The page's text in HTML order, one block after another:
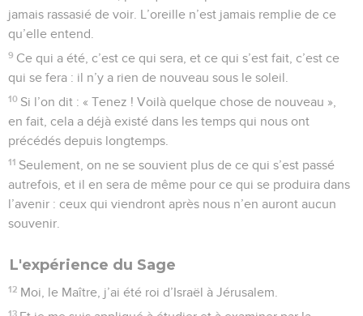
jamais rassasié de voir. L’oreille n’est jamais remplie de ce
qu’elle entend.
9 Ce qui a été, c’est ce qui sera, et ce qui s’est fait, c’est ce
qui se fera : il n’y a rien de nouveau sous le soleil.
10 Si l’on dit : « Tenez ! Voilà quelque chose de nouveau »,
en fait, cela a déjà existé dans les temps qui nous ont
précédés depuis longtemps.
11 Seulement, on ne se souvient plus de ce qui s’est passé
autrefois, et il en sera de même pour ce qui se produira dans
l’avenir : ceux qui viendront après nous n’en auront aucun
souvenir.
L'expérience du Sage
12 Moi, le Maître, j’ai été roi d’Israël à Jérusalem.
13